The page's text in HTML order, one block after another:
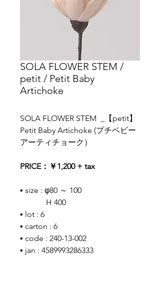
SOLA FLOWER STEM /
petit / Petit Baby
Artichoke
SOLA FLOWER STEM _【petit】
Petit Baby Artichoke (プチベビー
アーティチョーク）
PRICE：￥1,200 + tax
▪ size : φ80 ～ 100
H 400
▪ lot : 6
▪ carton : 6
▪ code : 240-13-002
▪ jan : 4589993286333